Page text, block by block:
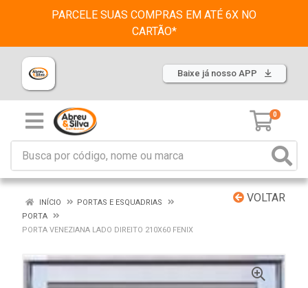
PARCELE SUAS COMPRAS EM ATÉ 6X NO
CARTÃO*
Baixe já nosso APP
0
VOLTAR
INÍCIO
PORTAS E ESQUADRIAS
PORTA
PORTA VENEZIANA LADO DIREITO 210X60 FENIX